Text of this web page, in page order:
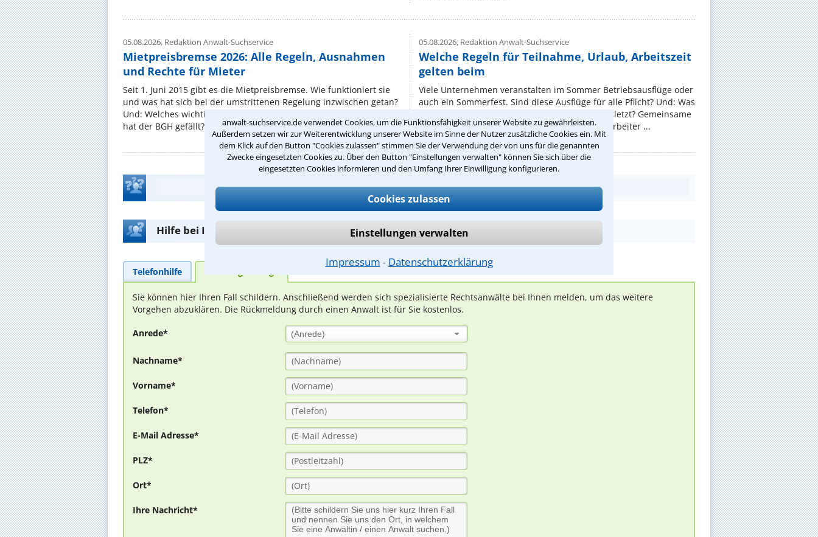
anwalt-suchservice.de verwendet Cookies, um die Funktionsfähigkeit unserer Website zu gewährleisten.
Außerdem setzen wir zur Weiterentwicklung unserer Website im Sinne der Nutzer zusätzliche Cookies ein. Mit
dem Klick auf den Button "Cookies zulassen" stimmen Sie der Verwendung der von uns für die genannten
Zwecke eingesetzten Cookies zu. Über den Button "Einstellungen verwalten" können Sie sich über die
eingesetzten Cookies informieren und den Umfang Ihrer Einwilligung konfigurieren.
Cookies zulassen
Einstellungen verwalten
Impressum ⁃ Datenschutzerklärung
05.08.2026, Redaktion Anwalt-Suchservice
Mietpreisbremse 2026: Alle Regeln, Ausnahmen
und Rechte für Mieter
Seit 1. Juni 2015 gibt es die Mietpreisbremse. Wie funktioniert sie
und was hat sich bei der umstrittenen Regelung inzwischen getan?
Und: Welches wichtige Urteil zum Auskunftsanspruch für Mieter
hat der BGH gefällt? ...
05.08.2026,Redaktion Anwalt-Suchservice
Welche Regeln für Teilnahme, Urlaub, Arbeitszeit
gelten beim
Viele Unternehmen veranstalten im Sommer Betriebsausflüge oder
auch ein Sommerfest. Sind diese Ausflüge für alle Pflicht? Und: Was
passiert zum Beispiel, wenn man sich dabei verletzt? Gemeinsame
Erlebnisse außerhalb der Arbeit sollen die Mitarbeiter ...
Teste Dein Rechtswissen
Hilfe bei Ihrer Anwaltsuche?
Telefonhilfe
Sie können hier Ihren Fall schildern. Anschließend werden sich spezialisierte Rechtsanwälte bei Ihnen melden, um das weitere
Vorgehen abzuklären. Die Rückmeldung durch einen Anwalt ist für Sie kostenlos.
Anrede* (Anrede)
Nachname*
Vorname*
Telefon*
E-Mail Adresse*
PLZ*
Ort*
Ihre Nachricht*